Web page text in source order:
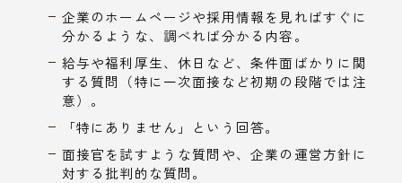
企業のホームページや採用情報を見ればすぐに
分かるような、調べれば分かる内容。
給与や福利厚生、休日など、条件面ばかりに関
する質問（特に一次面接など初期の段階では注
意）。
「特にありません」という回答。
面接官を試すような質問や、企業の運営方針に
対する批判的な質問。